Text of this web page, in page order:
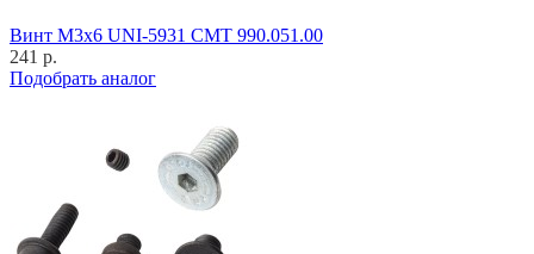
Винт M3x6 UNI-5931 CMT 990.051.00
241 р.
Подобрать аналог